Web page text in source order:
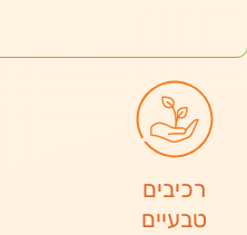
רכיבים
טבעיים